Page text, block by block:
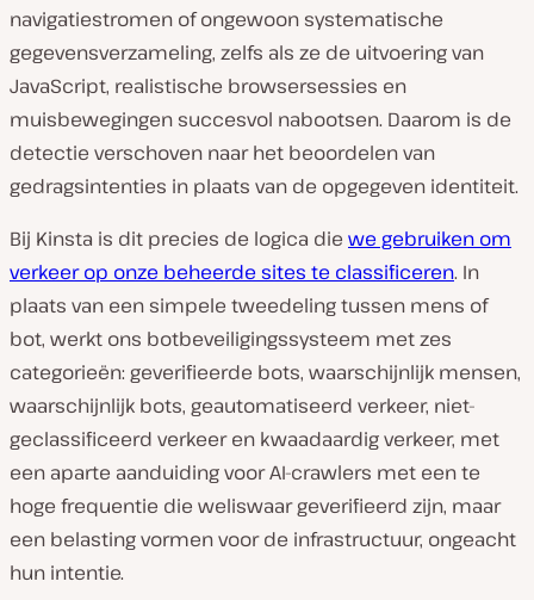
navigatiestromen of ongewoon systematische
gegevensverzameling, zelfs als ze de uitvoering van
JavaScript, realistische browsersessies en
muisbewegingen succesvol nabootsen. Daarom is de
detectie verschoven naar het beoordelen van
gedragsintenties in plaats van de opgegeven identiteit.
Bij Kinsta is dit precies de logica die we gebruiken om
verkeer op onze beheerde sites te classificeren. In
plaats van een simpele tweedeling tussen mens of
bot, werkt ons botbeveiligingssysteem met zes
categorieën: geverifieerde bots, waarschijnlijk mensen,
waarschijnlijk bots, geautomatiseerd verkeer, niet-
geclassificeerd verkeer en kwaadaardig verkeer, met
een aparte aanduiding voor AI-crawlers met een te
hoge frequentie die weliswaar geverifieerd zijn, maar
een belasting vormen voor de infrastructuur, ongeacht
hun intentie.